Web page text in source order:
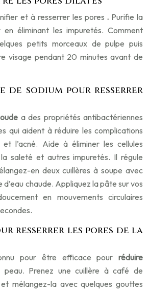
et à resserrer les pores . Purifie la
éliminant les impuretés. Comment
petits morceaux de pulpe puis
visage pendant 20 minutes avant de
de sodium pour resserrer
a des propriétés antibactériennes
qui aident à réduire les complications
l’acné. Aide à éliminer les cellules
saleté et autres impuretés. Il régule
en deux cuillères à soupe avec
d’eau chaude. Appliquez la pâte sur vos
en mouvements circulaires
resserrer les pores de la
pour être efficace pour réduire
peau. Prenez une cuillère à café de
mélangez-la avec quelques gouttes